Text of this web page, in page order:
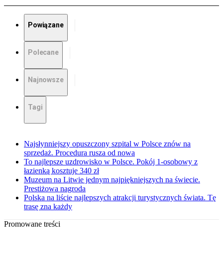
Powiązane
Polecane
Najnowsze
Tagi
Najsłynniejszy opuszczony szpital w Polsce znów na
sprzedaż. Procedura rusza od nowa
To najlepsze uzdrowisko w Polsce. Pokój 1-osobowy z
łazienką kosztuje 340 zł
Muzeum na Litwie jednym najpiękniejszych na świecie.
Prestiżowa nagroda
Polska na liście najlepszych atrakcji turystycznych świata. Tę
trasę zna każdy
Promowane treści